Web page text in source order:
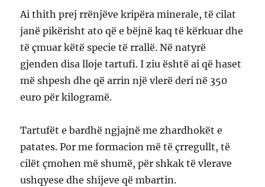
Ai thith prej rrënjëve kripëra minerale, të cilat
janë pikërisht ato që e bëjnë kaq të kërkuar dhe
të çmuar këtë specie të rrallë. Në natyrë
gjenden disa lloje tartufi. I ziu është ai që haset
më shpesh dhe që arrin një vlerë deri në 350
euro për kilogramë.
Tartufët e bardhë ngjajnë me zhardhokët e
patates. Por me formacion më të çrregullt, të
cilët çmohen më shumë, për shkak të vlerave
ushqyese dhe shijeve që mbartin.